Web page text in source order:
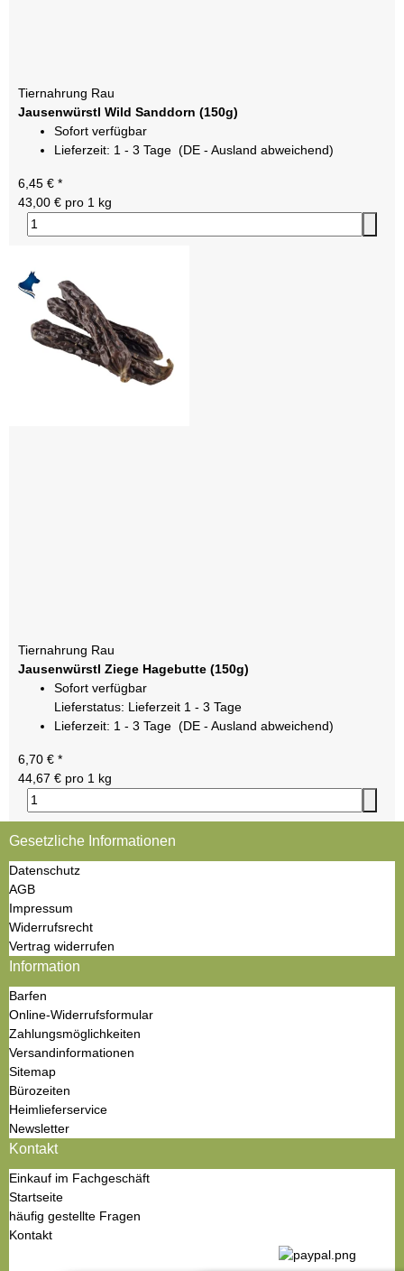
Tiernahrung Rau
Jausenwürstl Wild Sanddorn (150g)
Sofort verfügbar
Lieferzeit: 1 - 3 Tage (DE - Ausland abweichend)
6,45 € *
43,00 € pro 1 kg
Tiernahrung Rau
Jausenwürstl Ziege Hagebutte (150g)
Sofort verfügbar
Lieferstatus: Lieferzeit 1 - 3 Tage
Lieferzeit: 1 - 3 Tage (DE - Ausland abweichend)
6,70 € *
44,67 € pro 1 kg
Gesetzliche Informationen
Datenschutz
AGB
Impressum
Widerrufsrecht
Vertrag widerrufen
Information
Barfen
Online-Widerrufsformular
Zahlungsmöglichkeiten
Versandinformationen
Sitemap
Bürozeiten
Heimlieferservice
Newsletter
Kontakt
Einkauf im Fachgeschäft
Startseite
häufig gestellte Fragen
Kontakt